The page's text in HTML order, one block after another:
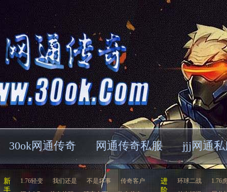
30ok网通传奇 网通传奇私服 jjj网通私
新
手
1.76轻变 我们还是 不是坏事
传奇客户
进
阶
环球二战
1.76